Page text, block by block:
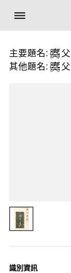
主要題名:
其他題名:
識別資訊